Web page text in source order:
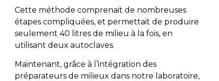
Cette méthode comprenait de nombreuses
étapes compliquées, et permettait de produire
seulement 40 litres de milieu à la fois, en
utilisant deux autoclaves.
Maintenant, grâce à l’intégration des
préparateurs de milieux dans notre laboratoire,